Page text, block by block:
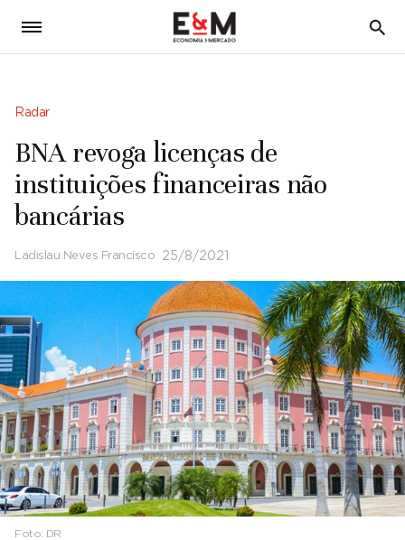
5
Radar
BNA revoga licenças de
instituições financeiras não
bancárias
Ladislau Neves Francisco 25/8/2021
Foto: DR